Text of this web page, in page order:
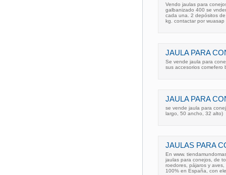
Vendo jaulas para
galbanizado 400 se
cada una. 2 depósitos
kg. contactar por wuasap
JAULA PARA
Se vende jaula para
sus accesorios comefero
JAULA PARA
se vende jaula para
largo, 50 ancho, 32 alto)
JAULAS PARA
En www.
jaulas para conejos, de
roedores, pájaros y
100% en España, con